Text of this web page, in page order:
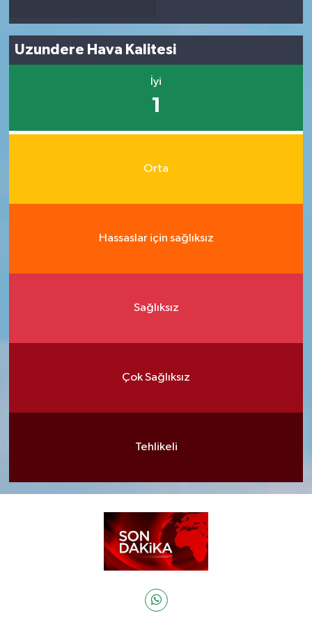
Uzundere Hava Kalitesi
İyi
1
Orta
Hassaslar için sağlıksız
Sağlıksız
Çok Sağlıksız
Tehlikeli